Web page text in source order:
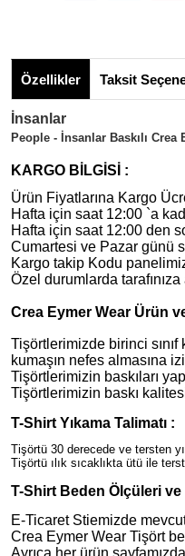
Özellikler Taksit
İnsanlar
People - İnsanlar Baskılı
KARGO BİLGİSİ :
Ürün Fiyatlarına Kargo
Hafta için saat 12:00 `a
Hafta için saat 12:00 den
Cumartesi ve Pazar günü
Kargo takip Kodu
Özel durumlarda
Crea Eymer Wear Ürün
Tişörtlerimizde birinci sınıf
kumaşın nefes almasına
Tişörtlerimizin baskıları
Tişörtlerimizin baskı
T-Shirt Yıkama Talimatı :
Tişörtü 30 derecede ve tersten
Tişörtü ılık sıcaklıkta ütü ile
T-Shirt Beden Ölçüleri
E-Ticaret Stiemizde
Crea Eymer Wear Tişört
Ayrıca her ürün